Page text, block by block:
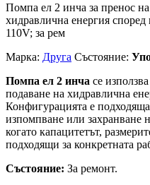
Помпа ел 2 инча за пренос
хидравлична енергия
110V; за рем
Марка: Друга Състояние:
Помпа ел 2 инча се
подаване на хидравлична
Конфигурацията е
изпомпване или захранване
когато капацитетът,
подходящи за конкретната
Състояние: За ремонт.